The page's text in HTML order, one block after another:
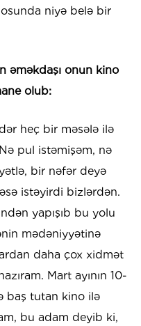
niyə belə bir
əməkdaşı onun kino
olub:
heç bir məsələ ilə
pul istəmişəm, nə
bir nəfər deyə
istəyirdi bizlərdən.
yapışıb bu yolu
mədəniyyətinə
daha çox xidmət
Mart ayının 10-
baş tutan kino ilə
bu adam deyib ki,